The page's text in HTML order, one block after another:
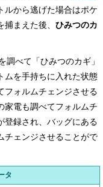
ルから逃げた場合はポケ
まえた後、 ひみつのカ
調べて「ひみつのカギ」
ムを手持ちに入れた状態
フォルムチェンジさせる
家電も調べてフォルムチ
登録され、バッグにある
チェンジさせることがで
タ